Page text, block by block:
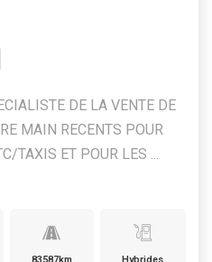
DE LA VENTE DE
MAIN RECENTS POUR
TAXIS ET POUR LES ...